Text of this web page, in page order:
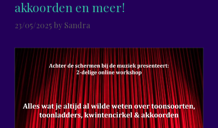
akkoorden en meer!
23/05/2025 by Sandra